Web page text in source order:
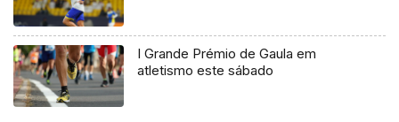
I Grande Prémio de Gaula em
atletismo este sábado